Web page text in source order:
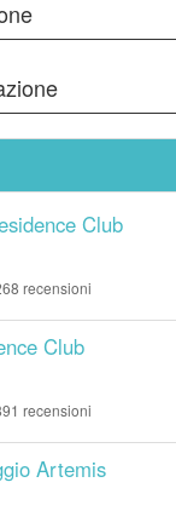
Club
recensioni
Club
recensioni
Artemis